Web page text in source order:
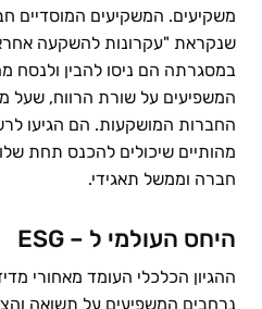
משקיעים. המשקיעים המוסדיים
במסגרתה הם ניסו להבין ולנסח
המשפיעים על שורת הרווח, שעל
החברות המושקעות. הם הגיעו
מהותיים שיכולים להכנס תחת
חברה וממשל תאגידי.
היחס העולמי ל – ESG
ההגיון הכלכלי העומד מאחורי
נרחבים המשפיעים על תשואה